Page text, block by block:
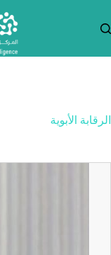
المحتوى
الرقابة الأبوية